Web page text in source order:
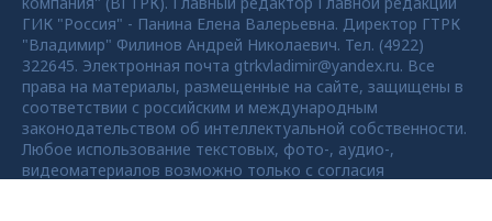
ГИК "Россия" - Панина Елена Валерьевна. Директор ГТРК
"Владимир" Филинов Андрей Николаевич. Тел. (4922)
322645. Электронная почта gtrkvladimir@yandex.ru. Все
права на материалы, размещенные на сайте, защищены в
соответствии с российским и международным
законодательством об интеллектуальной собственности.
Любое использование текстовых, фото-, аудио-,
видеоматериалов возможно только с согласия